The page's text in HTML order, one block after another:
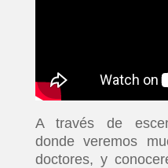
A través de
donde veremos
doctores, y